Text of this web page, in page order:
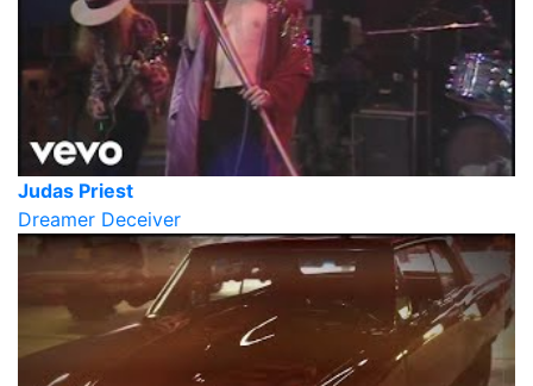
Judas Priest
Dreamer Deceiver